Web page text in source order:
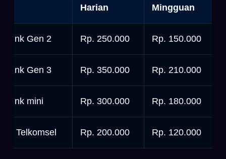
Harian Mingguan
Gen 2 Rp. 250.000 Rp. 150.000
Gen 3 Rp. 350.000 Rp. 210.000
mini Rp. 300.000 Rp. 180.000
Telkomsel Rp. 200.000 Rp. 120.000